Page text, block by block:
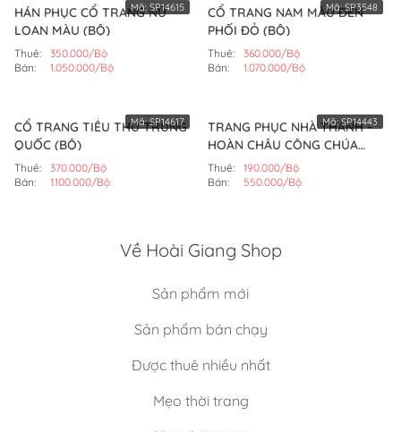
HÁN PHỤC CỔ TRANG NỮ
LOAN MÀU (BỘ)
Thuê:
350.000/Bộ
Bán:
1.050.000/Bộ
Mã: SP14615
CỔ TRANG NAM MÀU ĐEN
PHỐI ĐỎ (BỘ)
Thuê:
360.000/Bộ
Bán:
1.070.000/Bộ
Mã:SP3548
CỔ TRANG TIỂU THƯ TRUNG
QUỐC (BỘ)
Thuê:
370.000/Bộ
Bán:
1.100.000/Bộ
Mã:SP14617
TRANG PHỤC NHÀ THANH -
HOÀN CHÂU CÔNG CHÚA
MẪU SỐ 9 (BỘ)
Thuê:
190.000/Bộ
Bán:
550.000/Bộ
Mã:SP14443
Về Hoài Giang Shop
Sản phẩm mới
Sản phẩm bán chạy
Được thuê nhiều nhất
Mẹo thời trang